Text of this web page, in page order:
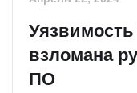
взломана
ПО